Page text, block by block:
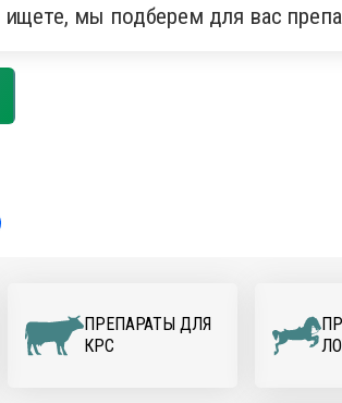
мы подберем для вас
ПРЕПАРАТЫ ДЛЯ
КРС